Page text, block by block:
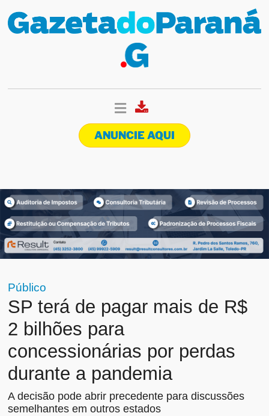
ANUNCIE AQUI
Público
SP terá de pagar mais de R$
2 bilhões para
concessionárias por perdas
durante a pandemia
A decisão pode abrir precedente para discussões
semelhantes em outros estados